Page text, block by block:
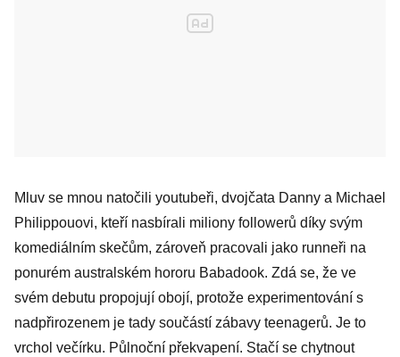
Mluv se mnou natočili youtubeři, dvojčata Danny a Michael
Philippouovi, kteří nasbírali miliony followerů díky svým
komediálním skečům, zároveň pracovali jako runneři na
ponurém australském hororu Babadook. Zdá se, že ve
svém debutu propojují obojí, protože experimentování s
nadpřirozenem je tady součástí zábavy teenagerů. Je to
vrchol večírku. Půlnoční překvapení. Stačí se chytnout